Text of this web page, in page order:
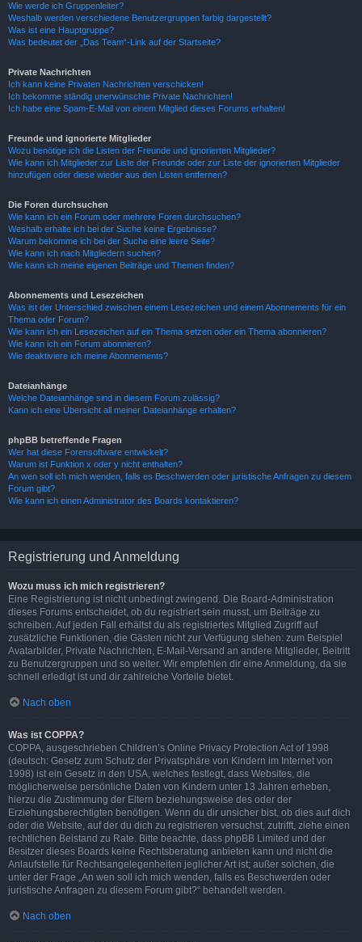
Wie werde ich Gruppenleiter?
Weshalb werden verschiedene Benutzergruppen farbig dargestellt?
Was ist eine Hauptgruppe?
Was bedeutet der „Das Team“-Link auf der Startseite?
Private Nachrichten
Ich kann keine Privaten Nachrichten verschicken!
Ich bekomme ständig unerwünschte Private Nachrichten!
Ich habe eine Spam-E-Mail von einem Mitglied dieses Forums erhalten!
Freunde und ignorierte Mitglieder
Wozu benötige ich die Listen der Freunde und ignorierten Mitglieder?
Wie kann ich Mitglieder zur Liste der Freunde oder zur Liste der ignorierten Mitglieder
hinzufügen oder diese wieder aus den Listen entfernen?
Die Foren durchsuchen
Wie kann ich ein Forum oder mehrere Foren durchsuchen?
Weshalb erhalte ich bei der Suche keine Ergebnisse?
Warum bekomme ich bei der Suche eine leere Seite?
Wie kann ich nach Mitgliedern suchen?
Wie kann ich meine eigenen Beiträge und Themen finden?
Abonnements und Lesezeichen
Was ist der Unterschied zwischen einem Lesezeichen und einem Abonnements für ein
Thema oder Forum?
Wie kann ich ein Lesezeichen auf ein Thema setzen oder ein Thema abonnieren?
Wie kann ich ein Forum abonnieren?
Wie deaktiviere ich meine Abonnements?
Dateianhänge
Welche Dateianhänge sind in diesem Forum zulässig?
Kann ich eine Übersicht all meiner Dateianhänge erhalten?
phpBB betreffende Fragen
Wer hat diese Forensoftware entwickelt?
Warum ist Funktion x oder y nicht enthalten?
An wen soll ich mich wenden, falls es Beschwerden oder juristische Anfragen zu diesem
Forum gibt?
Wie kann ich einen Administrator des Boards kontaktieren?
Registrierung und Anmeldung
Wozu muss ich mich registrieren?
Eine Registrierung ist nicht unbedingt zwingend. Die Board-Administration
dieses Forums entscheidet, ob du registriert sein musst, um Beiträge zu
schreiben. Auf jeden Fall erhältst du als registriertes Mitglied Zugriff auf
zusätzliche Funktionen, die Gästen nicht zur Verfügung stehen: zum Beispiel
Avatarbilder, Private Nachrichten, E-Mail-Versand an andere Mitglieder, Beitritt
zu Benutzergruppen und so weiter. Wir empfehlen dir eine Anmeldung, da sie
schnell erledigt ist und dir zahlreiche Vorteile bietet.
Nach oben
Was ist COPPA?
COPPA, ausgeschrieben Children’s Online Privacy Protection Act of 1998
(deutsch: Gesetz zum Schutz der Privatsphäre von Kindern im Internet von
1998) ist ein Gesetz in den USA, welches festlegt, dass Websites, die
möglicherweise persönliche Daten von Kindern unter 13 Jahren erheben,
hierzu die Zustimmung der Eltern beziehungsweise des oder der
Erziehungsberechtigten benötigen. Wenn du dir unsicher bist, ob dies auf dich
oder die Website, auf der du dich zu registrieren versuchst, zutrifft, ziehe einen
rechtlichen Beistand zu Rate. Bitte beachte, dass phpBB Limited und der
Besitzer dieses Boards keine Rechtsberatung anbieten kann und nicht die
Anlaufstelle für Rechtsangelegenheiten jeglicher Art ist; außer solchen, die
unter der Frage „An wen soll ich mich wenden, falls es Beschwerden oder
juristische Anfragen zu diesem Forum gibt?“ behandelt werden.
Nach oben